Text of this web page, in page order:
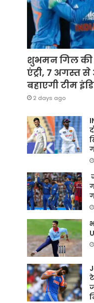
शुभमन गिल की
एंट्री, 7 अगस्त
बहाएगी टीम
2 days ago